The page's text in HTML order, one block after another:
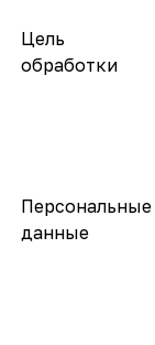
Цель
обработки
Персональные
данные